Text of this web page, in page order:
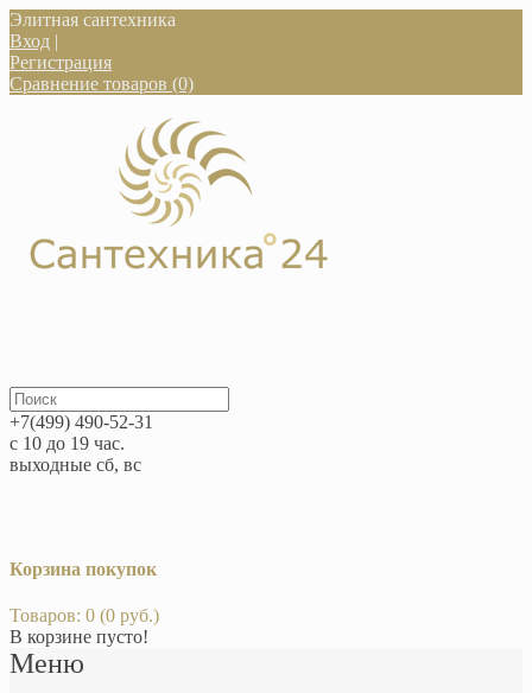
Элитная сантехника
Вход |
Регистрация
Сравнение товаров (0)
+7(499) 490-52-31
с 10 до 19 час.
выходные сб, вс
Корзина покупок
Товаров: 0 (0 руб.)
В корзине пусто!
Меню